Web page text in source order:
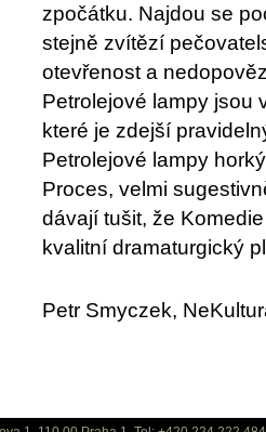
zpočátku. Najdou se
stejně zvítězí
otevřenost a
Petrolejové lampy jsou
které je zdejší
Petrolejové lampy
Proces, velmi
dávají tušit, že
kvalitní dramaturgický
Petr Smyczek,